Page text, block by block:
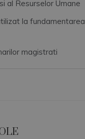
al Resurselor Umane
la fundamentarea
magistrati